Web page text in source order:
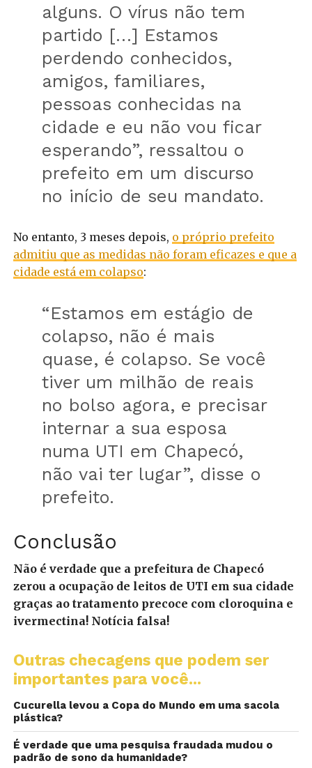
alguns. O vírus não tem
partido […] Estamos
perdendo conhecidos,
amigos, familiares,
pessoas conhecidas na
cidade e eu não vou ficar
esperando”, ressaltou o
prefeito em um discurso
no início de seu mandato.
No entanto, 3 meses depois, o próprio prefeito
admitiu que as medidas não foram eficazes e que a
cidade está em colapso:
“Estamos em estágio de
colapso, não é mais
quase, é colapso. Se você
tiver um milhão de reais
no bolso agora, e precisar
internar a sua esposa
numa UTI em Chapecó,
não vai ter lugar”, disse o
prefeito.
Conclusão
Não é verdade que a prefeitura de Chapecó
zerou a ocupação de leitos de UTI em sua cidade
graças ao tratamento precoce com cloroquina e
ivermectina! Notícia falsa!
Outras checagens que podem ser
importantes para você...
Cucurella levou a Copa do Mundo em uma sacola
plástica?
É verdade que uma pesquisa fraudada mudou o
padrão de sono da humanidade?